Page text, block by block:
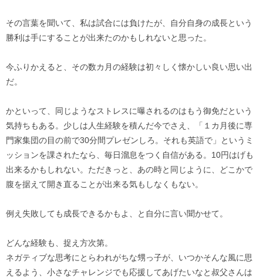
その言葉を聞いて、私は試合には負けたが、自分自身の成長という
勝利は手にすることが出来たのかもしれないと思った。
今ふりかえると、その数カ月の経験は初々しく懐かしい良い思い出
だ。
かといって、同じようなストレスに曝されるのはもう御免だという
気持ちもある。少しは人生経験を積んだ今でさえ、「１カ月後に専
門家集団の目の前で30分間プレゼンしろ。それも英語で」というミ
ッションを課されたなら、毎日溜息をつく自信がある。10円はげも
出来るかもしれない。ただきっと、あの時と同じように、どこかで
腹を据えて開き直ることが出来る気もしなくもない。
例え失敗しても成長できるかもよ、と自分に言い聞かせて。
どんな経験も、捉え方次第。
ネガティブな思考にとらわれがちな甥っ子が、いつかそんな風に思
えるよう、小さなチャレンジでも応援してあげたいなと叔父さんは